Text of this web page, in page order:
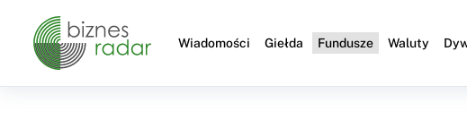
Wiadomości Giełda Fundusze Waluty